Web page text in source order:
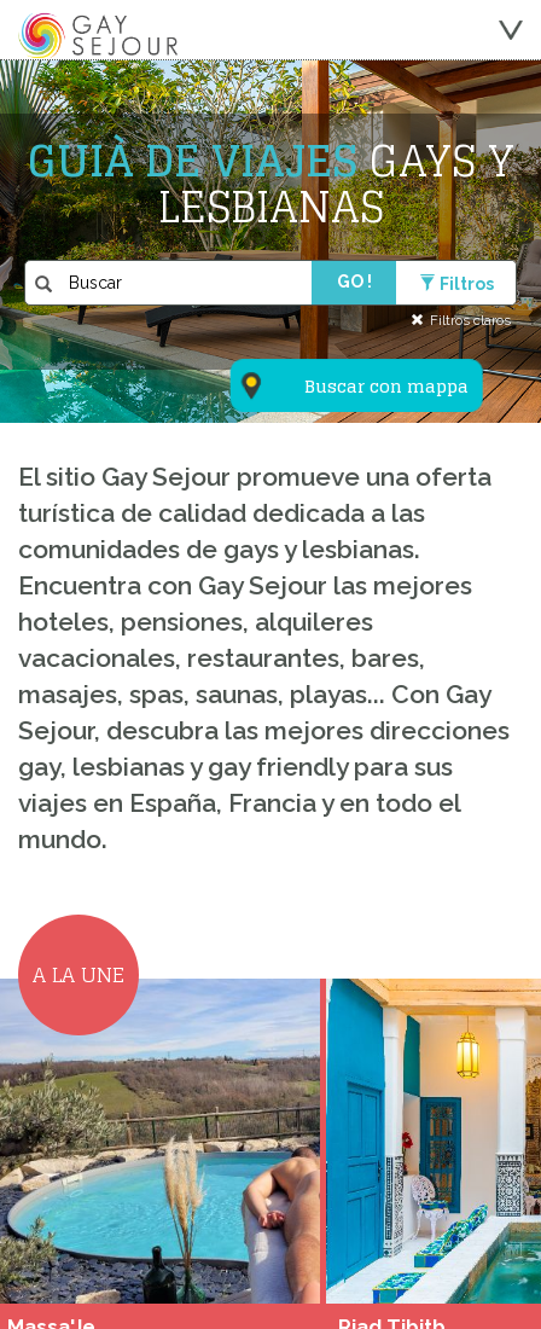
Buscar con mappa
GUIÀ DE VIAJESGAYS Y
LESBIANAS
GO ! Filtros
Filtros claros
El sitio Gay Sejour promueve una oferta
turística de calidad dedicada a las
comunidades de gays y lesbianas.
Encuentra con Gay Sejour las mejores
hoteles, pensiones, alquileres
vacacionales, restaurantes, bares,
masajes, spas, saunas, playas... Con Gay
Sejour, descubra las mejores direcciones
gay, lesbianas y gay friendly para sus
viajes en España, Francia y en todo el
mundo.
A LA UNE